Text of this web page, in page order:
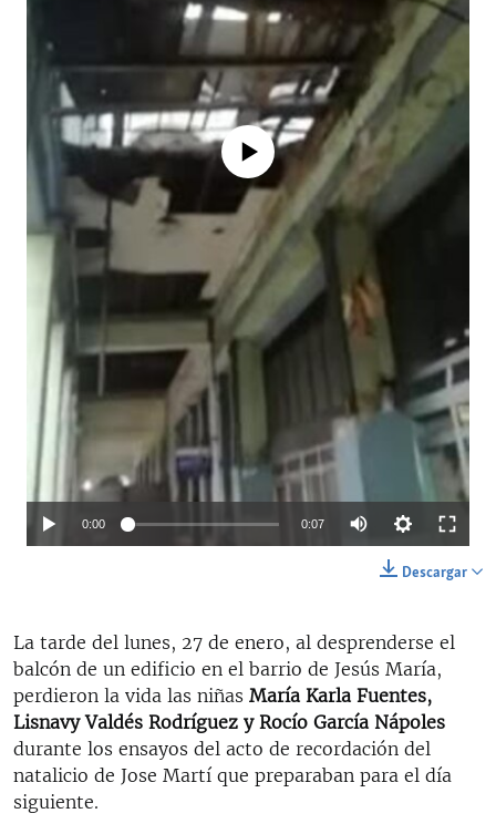
No media source currently available
0:00 0:07
144p
360p
480p
1080p
Descargar
La tarde del lunes, 27 de enero, al desprenderse el
balcón de un edificio en el barrio de Jesús María,
perdieron la vida las niñas María Karla Fuentes,
Lisnavy Valdés Rodríguez y Rocío García Nápoles
durante los ensayos del acto de recordación del
natalicio de Jose Martí que preparaban para el día
siguiente.